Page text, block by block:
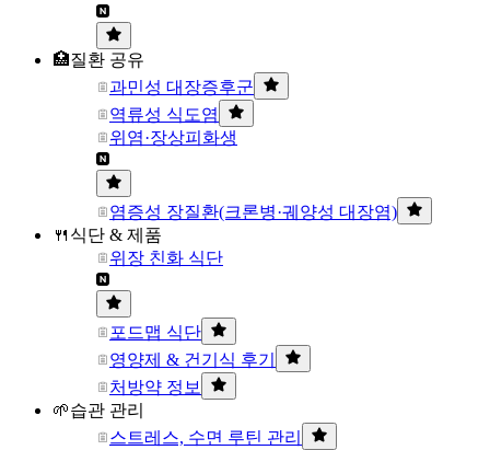
🏥질환 공유
과민성 대장증후군
역류성 식도염
위염·장상피화생
염증성 장질환(크론병·궤양성 대장염)
🍴식단 & 제품
위장 친화 식단
포드맵 식단
영양제 & 건기식 후기
처방약 정보
🌱습관 관리
스트레스, 수면 루틴 관리